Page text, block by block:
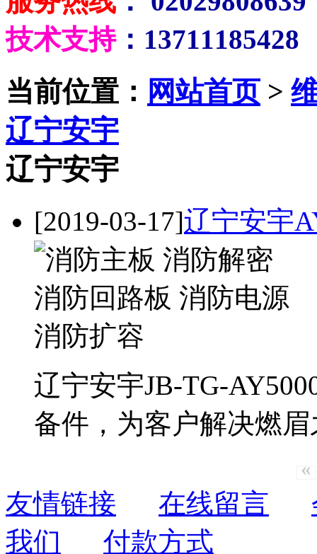
技术支持：13711185428
当前位置： 网站首页>
辽宁安宇
辽宁安宇
[2019-03-17]辽宁安宇
辽宁安宇JB-TG-
备件，为客户解决燃
«
友情链接 在线留言
我们
付款方式